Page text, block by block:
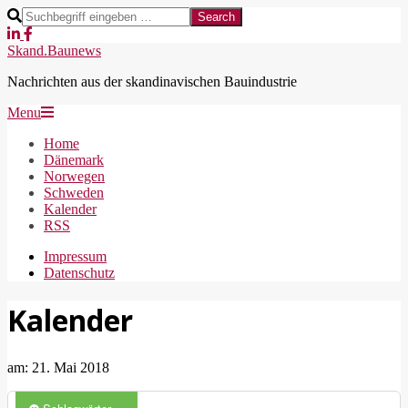
Skip
to
content
Search
Skand.Baunews
Nachrichten aus der skandinavischen Bauindustrie
Secondary
Menu
Menu
Home
Dänemark
Norwegen
Schweden
Kalender
RSS
Impressum
Datenschutz
Kalender
am: 21. Mai 2018